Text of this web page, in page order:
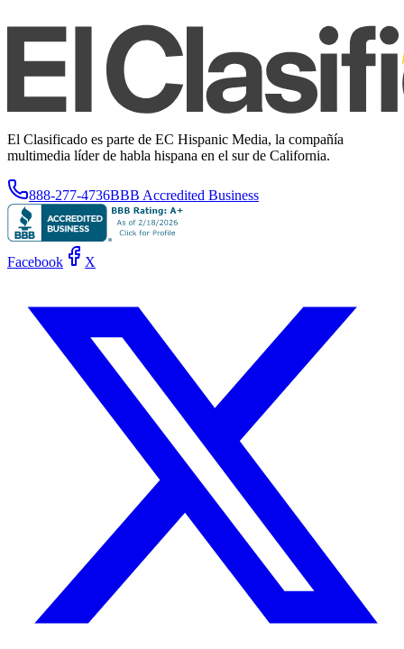
El Clasificado es parte de EC Hispanic Media, la compañía
multimedia líder de habla hispana en el sur de California.
888-277-4736BBB Accredited Business
Facebook X